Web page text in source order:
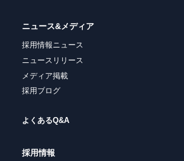
ニュース&メディア
採用情報ニュース
ニュースリリース
メディア掲載
採用ブログ
よくあるQ&A
採用情報